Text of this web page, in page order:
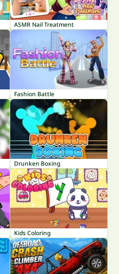
ASMR Nail Treatment
Fashion Battle
Drunken Boxing
Kids Coloring